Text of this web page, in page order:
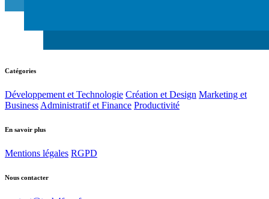
Catégories
Développement et Technologie Création et Design Marketing et
Business Administratif et Finance Productivité
En savoir plus
Mentions légales RGPD
Nous contacter